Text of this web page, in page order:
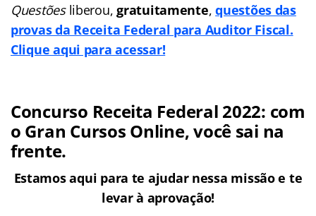
Questõesliberou,gratuitamente,questões das
provas da Receita Federal para Auditor Fiscal.
Clique aqui para acessar!
Concurso Receita Federal 2022: com
o Gran Cursos Online, você sai na
frente.
Estamos aqui para te ajudar nessa missão e te
levar à aprovação!